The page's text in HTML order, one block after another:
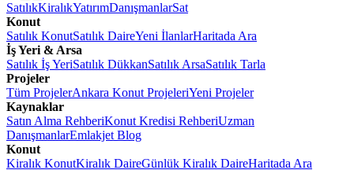
SatılıkKiralıkYatırımDanışmanlarSat
Konut
Satılık KonutSatılık DaireYeni İlanlarHaritada Ara
İş Yeri & Arsa
Satılık İş YeriSatılık DükkanSatılık ArsaSatılık Tarla
Projeler
Tüm ProjelerAnkara Konut ProjeleriYeni Projeler
Kaynaklar
Satın Alma RehberiKonut Kredisi RehberiUzman
DanışmanlarEmlakjet Blog
Konut
Kiralık KonutKiralık DaireGünlük Kiralık DaireHaritada Ara